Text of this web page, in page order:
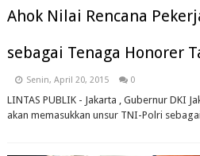
Ahok Nilai Rencana
sebagai Tenaga Honorer
Senin, April 20, 2015 0
LINTAS PUBLIK - Jakarta , ‎Gubernur DKI
akan memasukkan unsur TNI-Polri